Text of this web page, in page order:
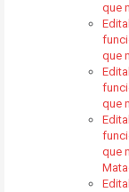
que
que
que
que